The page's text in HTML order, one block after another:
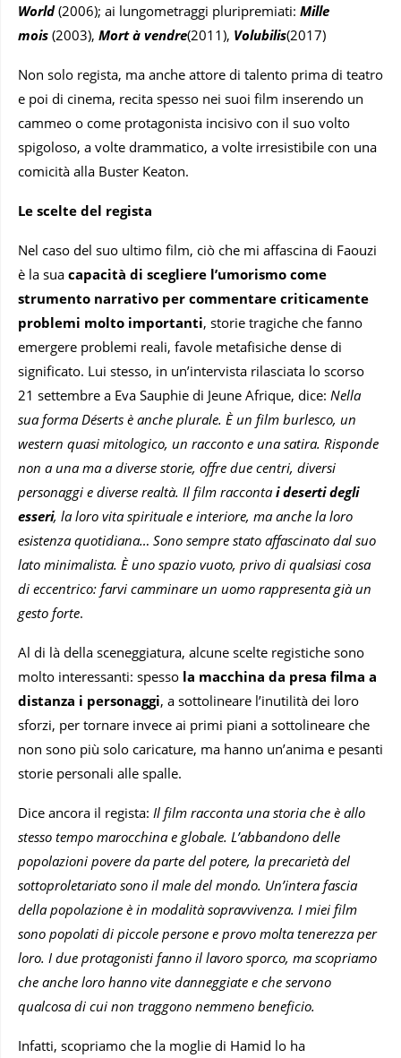
World(2006); ai lungometraggi pluripremiati: Mille
mois (2003), Mort à vendre(2011), Volubilis(2017)
Non solo regista, ma anche attore di talento prima di teatro
e poi di cinema, recita spesso nei suoi film inserendo un
cammeo o come protagonista incisivo con il suo volto
spigoloso, a volte drammatico, a volte irresistibile con una
comicità alla Buster Keaton.
Le scelte del regista
Nel caso del suo ultimo film, ciò che mi affascina di Faouzi
è la sua capacità di scegliere l’umorismo come
strumento narrativo per commentare criticamente
problemi molto importanti, storie tragiche che fanno
emergere problemi reali, favole metafisiche dense di
significato. Lui stesso, in un’intervista rilasciata lo scorso
21 settembre a Eva Sauphie di Jeune Afrique, dice: Nella
sua forma Déserts è anche plurale. È un film burlesco, un
western quasi mitologico, un racconto e una satira. Risponde
non a una ma a diverse storie, offre due centri, diversi
personaggi e diverse realtà. Il film raccontai deserti degli
esseri, la loro vita spirituale e interiore, ma anche la loro
esistenza quotidiana… Sono sempre stato affascinato dal suo
lato minimalista. È uno spazio vuoto, privo di qualsiasi cosa
di eccentrico: farvi camminare un uomo rappresenta già un
gesto forte.
Al di là della sceneggiatura, alcune scelte registiche sono
molto interessanti: spesso la macchina da presa filma a
distanza i personaggi, a sottolineare l’inutilità dei loro
sforzi, per tornare invece ai primi piani a sottolineare che
non sono più solo caricature, ma hanno un’anima e pesanti
storie personali alle spalle.
Dice ancora il regista: Il film racconta una storia che è allo
stesso tempo marocchina e globale. L’abbandono delle
popolazioni povere da parte del potere, la precarietà del
sottoproletariato sono il male del mondo. Un’intera fascia
della popolazione è in modalità sopravvivenza. I miei film
sono popolati di piccole persone e provo molta tenerezza per
loro. I due protagonisti fanno il lavoro sporco, ma scopriamo
che anche loro hanno vite danneggiate e che servono
qualcosa di cui non traggono nemmeno beneficio.
Infatti, scopriamo che la moglie di Hamid lo ha